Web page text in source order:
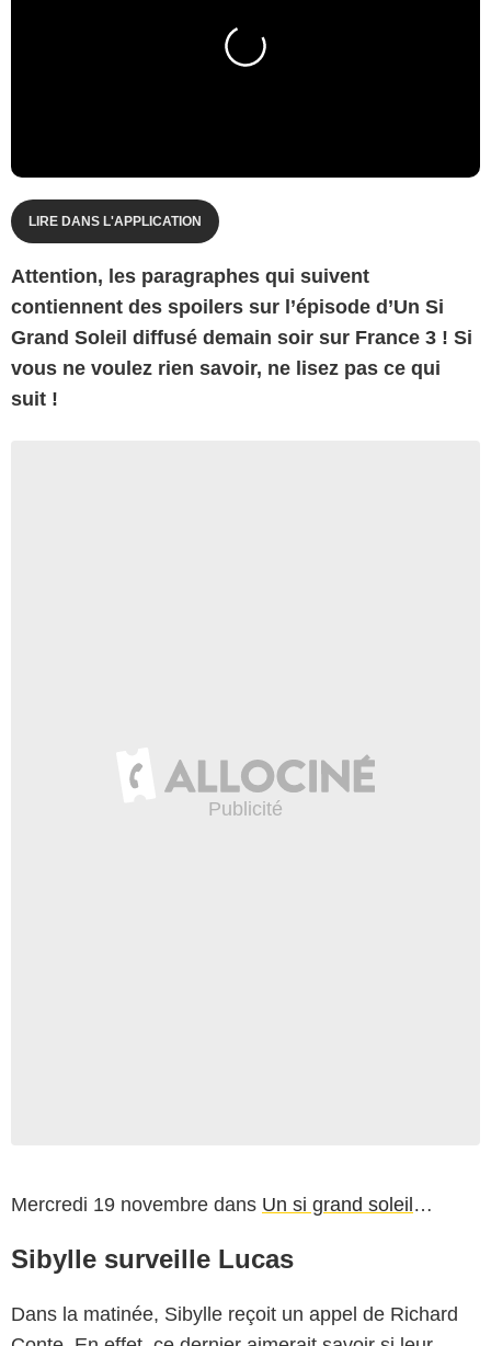
LIRE DANS L'APPLICATION
Attention, les paragraphes qui suivent
contiennent des spoilers sur l’épisode d’Un Si
Grand Soleil diffusé demain soir sur France 3 ! Si
vous ne voulez rien savoir, ne lisez pas ce qui
suit !
Mercredi 19 novembre dans Un si grand soleil…
Sibylle surveille Lucas
Dans la matinée, Sibylle reçoit un appel de Richard